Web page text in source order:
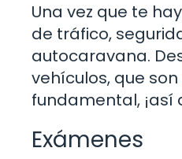
Una vez que te
de tráfico,
autocaravana.
vehículos, que
fundamental, ¡así
Exámenes